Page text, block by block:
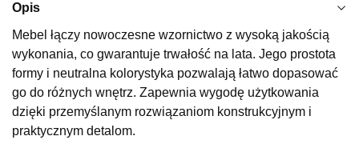
SALON MEBLOWY KUBUŚ
Salon meblowy
UL.RZEMIEŚLNICZA 6
66-470 KOSTRZYN NAD ODRĄ
Nr tel.507103199
Godziny otwarcia
Opis
Mebel łączy nowoczesne wzornictwo z wysoką jakością
wykonania, co gwarantuje trwałość na lata. Jego prostota
formy i neutralna kolorystyka pozwalają łatwo dopasować
go do różnych wnętrz. Zapewnia wygodę użytkowania
dzięki przemyślanym rozwiązaniom konstrukcyjnym i
praktycznym detalom.